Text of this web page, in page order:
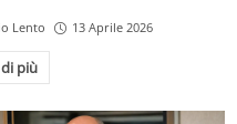
Lento 13 Aprile 2026
più